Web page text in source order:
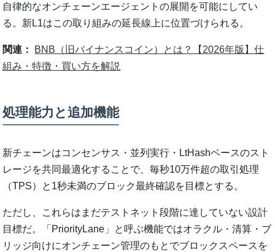
自律的なオンチェーンエージェントの展開を可能にしてい
る。新L1はこの取り組みの延長線上に位置づけられる。
関連：
BNB（旧バイナンスコイン）とは？【2026年版】仕
組み・特徴・買い方を解説
処理能力と追加機能
新チェーンはコンセンサス・並列実行・LtHashベースのスト
レージを共同最適化することで、毎秒10万件超の取引処理
（TPS）と1秒未満のブロック最終確認を目標とする。
ただし、これらはまだテストネット段階に達していない設計
目標だ。「PriorityLane」と呼ぶ機能ではオラクル・清算・ブ
リッジ向けにオンチェーン管理のもとでブロックスペースを